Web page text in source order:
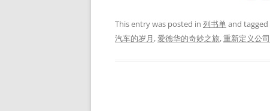
This entry was posted in 列书单and tagged
汽车的岁月 ,爱德华的奇妙之旅,重新定义公司